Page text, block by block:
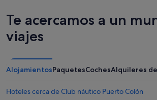
Te acercamos a un
viajes
AlojamientosPaquetesCochesAlquileres
Hoteles cerca de Club náutico Puerto Colón